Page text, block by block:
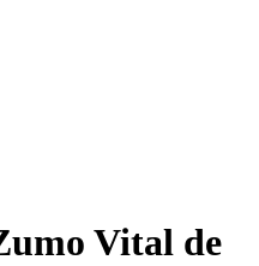
Vital de